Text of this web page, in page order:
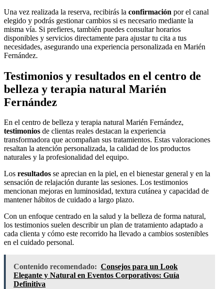
Una vez realizada la reserva, recibirás la confirmación por el canal
elegido y podrás gestionar cambios si es necesario mediante la
misma vía. Si prefieres, también puedes consultar horarios
disponibles y servicios directamente para ajustar tu cita a tus
necesidades, asegurando una experiencia personalizada en Marién
Fernández.
Testimonios y resultados en el centro de
belleza y terapia natural Marién
Fernández
En el centro de belleza y terapia natural Marién Fernández,
testimonios de clientas reales destacan la experiencia
transformadora que acompañan sus tratamientos. Estas valoraciones
resaltan la atención personalizada, la calidad de los productos
naturales y la profesionalidad del equipo.
Los resultados se aprecian en la piel, en el bienestar general y en la
sensación de relajación durante las sesiones. Los testimonios
mencionan mejoras en luminosidad, textura cutánea y capacidad de
mantener hábitos de cuidado a largo plazo.
Con un enfoque centrado en la salud y la belleza de forma natural,
los testimonios suelen describir un plan de tratamiento adaptado a
cada clienta y cómo este recorrido ha llevado a cambios sostenibles
en el cuidado personal.
Contenido recomendado: Consejos para un Look
Elegante y Natural en Eventos Corporativos: Guía
Definitiva